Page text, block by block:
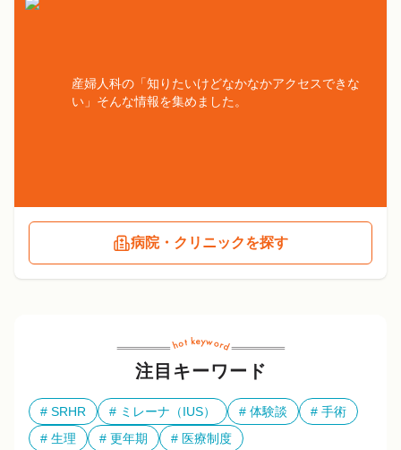
産婦人科の「知りたいけどなかなかアクセスできな
い」そんな情報を集めました。
病院・クリニックを探す
注目キーワード
SRHR ミレーナ（IUS） 体験談
手術
生理
更年期
医療制度